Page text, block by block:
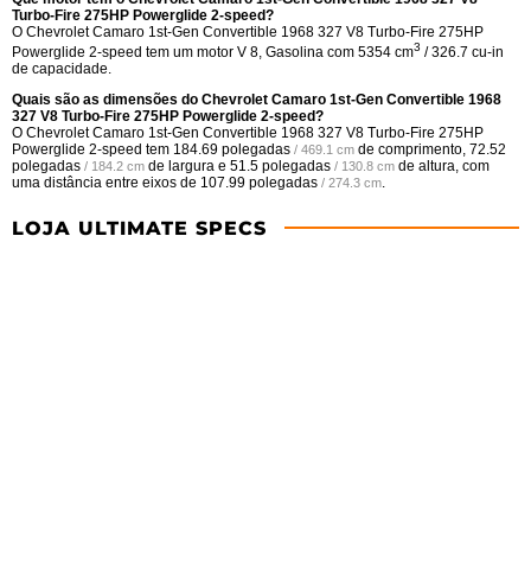
Turbo-Fire 275HP Powerglide 2-speed?
O Chevrolet Camaro 1st-Gen Convertible 1968 327 V8 Turbo-Fire 275HP
Powerglide 2-speed tem um motor V 8, Gasolina com 5354 cm3 / 326.7 cu-in
de capacidade.
Quais são as dimensões do Chevrolet Camaro 1st-Gen Convertible 1968
327 V8 Turbo-Fire 275HP Powerglide 2-speed?
O Chevrolet Camaro 1st-Gen Convertible 1968 327 V8 Turbo-Fire 275HP
Powerglide 2-speed tem 184.69 polegadas / 469.1 cm de comprimento, 72.52
polegadas / 184.2 cm de largura e 51.5 polegadas / 130.8 cm de altura, com
uma distância entre eixos de 107.99 polegadas / 274.3 cm
LOJA ULTIMATE SPECS